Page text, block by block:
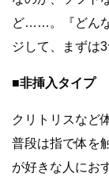
ど……。『どん
ジして、まずは
■非挿入タイプ
クリトリスなど
普段は指で体を
が好きな人にお